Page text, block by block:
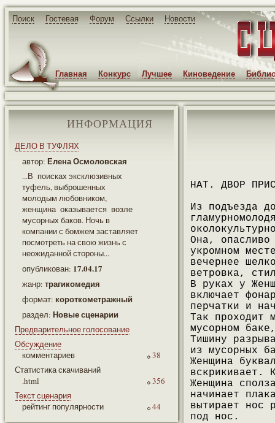
Поиск Гостевая Форум Ссылки Новости
Главная Конкурс Лучшее Киноведение
ИНФОРМАЦИЯ
ДЕЛО В ТУФЛЯХ
автор: Елена Осмоловская
...В поисках эксклюзивных
туфель, выброшенных
молодым любовником,
женщина оказывается возле
мусорных баков. Ночь в
компании с бомжем заставляет
посмотреть на свою жизнь с
неожиданной стороны...
опубликован: 17.04.17
жанр: трагикомедия
формат: короткометражный
раздел: Новые сценарии
Предварительное голосование
Обсуждение
комментариев
38
Статистика скачиваний
.html
356
Текст сценария
рейтинг популярности
44
НАТ. ДВОР
Из подъезда
Она,
укромном
вечернее
ветровка,
В руках у
включает
перчатки и
Так проходит
мусорном
Тишину
из мусорных
Женщина
вскрикивает.
Женщина
начинает
вытирает нос
под нос.